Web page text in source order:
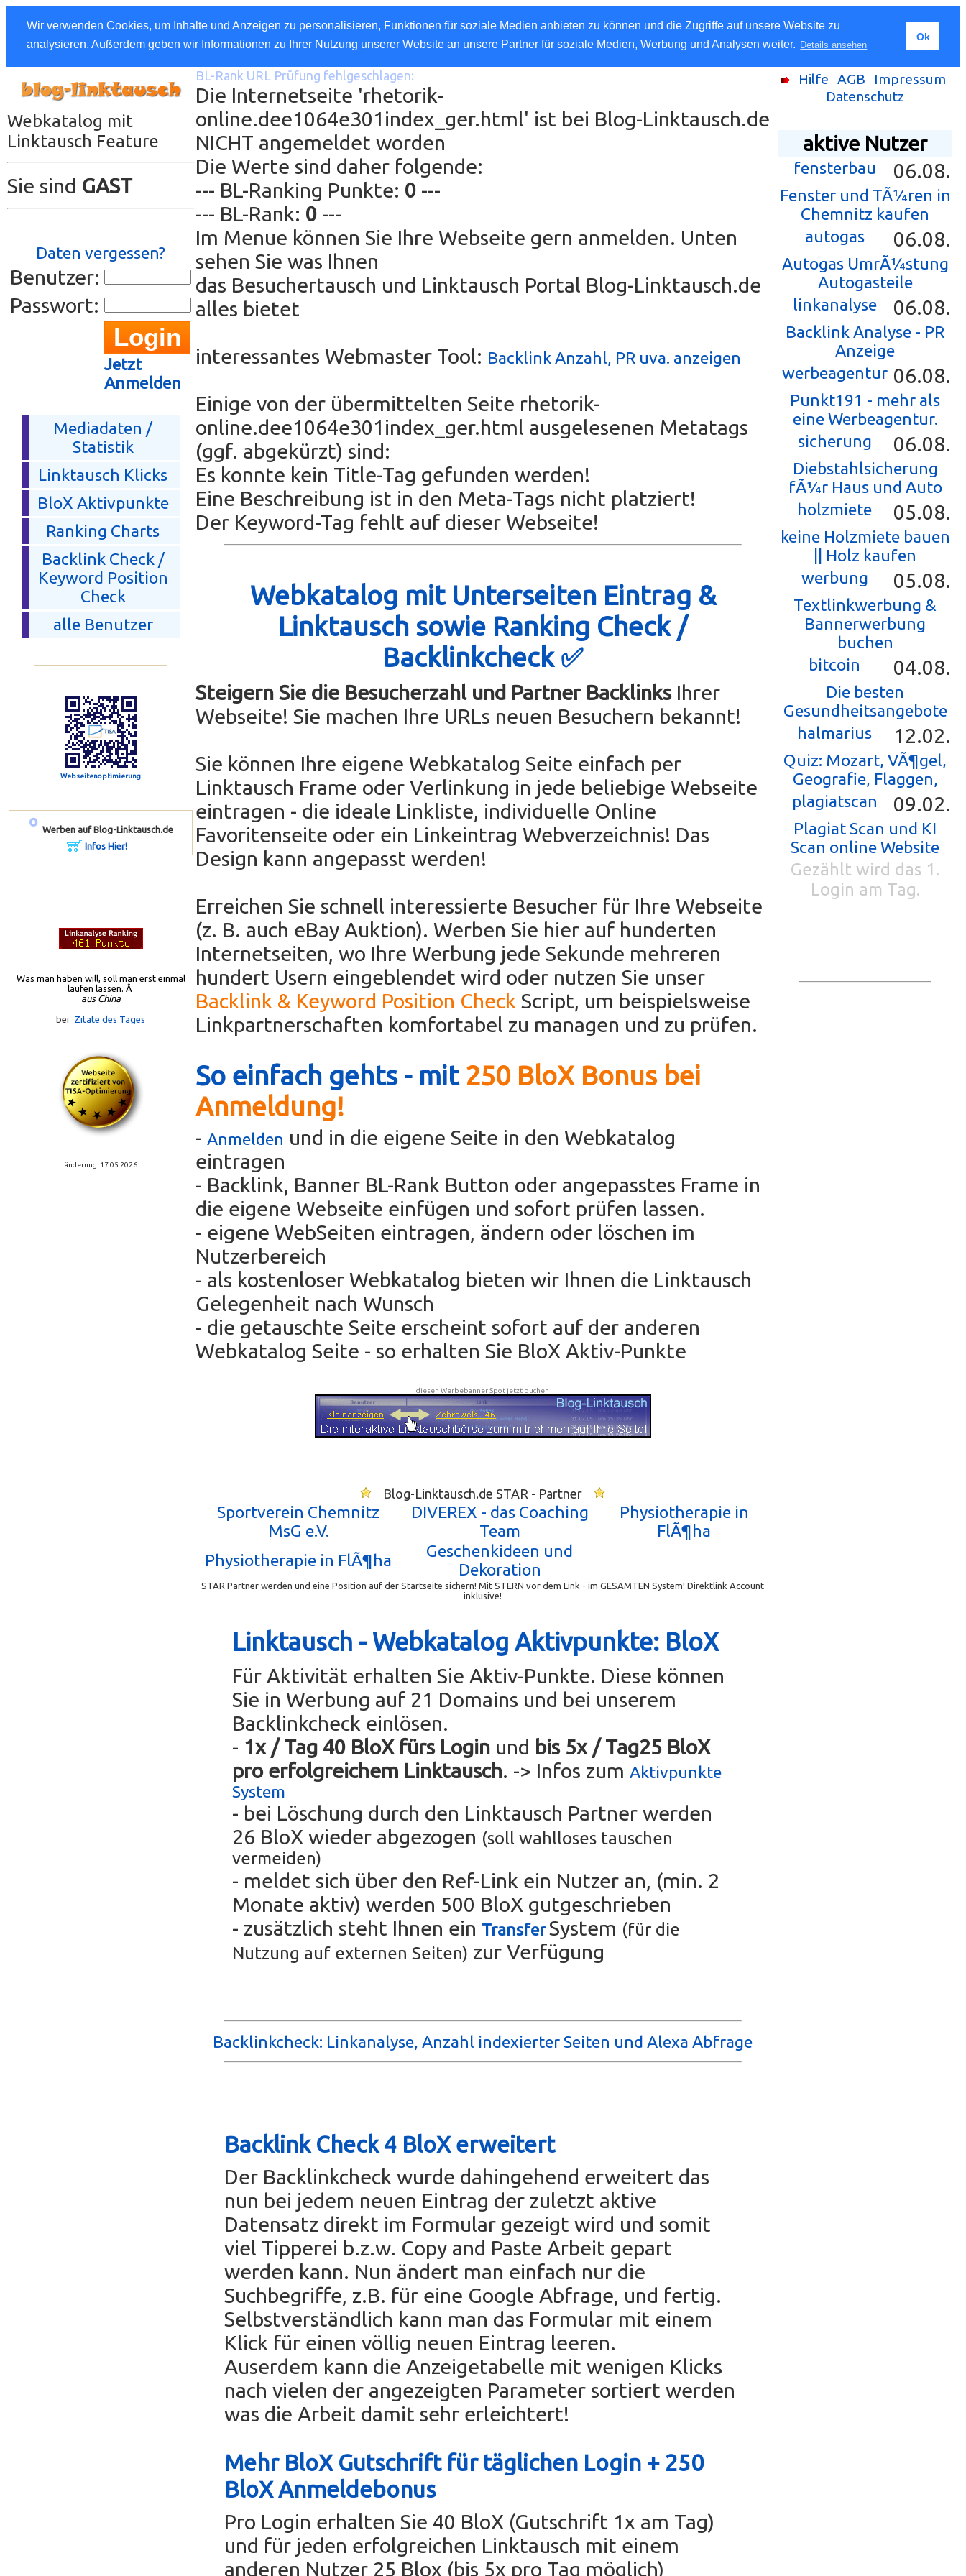
Wir verwenden Cookies, um Inhalte und Anzeigen zu personalisieren, Funktionen für soziale Medien anbieten zu können und die Zugriffe auf unsere Website zu
analysieren. Außerdem geben wir Informationen zu Ihrer Nutzung unserer Website an unsere Partner für soziale Medien, Werbung und Analysen weiter. Details ansehen
Ok
Webkatalog mit
Linktausch Feature
Sie sind GAST
Daten vergessen?
Benutzer:
Passwort:
Jetzt
Anmelden
Mediadaten /
Statistik
Linktausch Klicks
BloX Aktivpunkte
Ranking Charts
Backlink Check /
Keyword Position
Check
alle Benutzer
Webseitenoptimierung
º Werben auf Blog-Linktausch.de
Infos Hier!
Was man haben will, soll man erst einmal
laufen lassen. Â
aus China
bei Zitate des Tages
änderung: 17.05.2026
BL-Rank URL Prüfung fehlgeschlagen:
Die Internetseite 'rhetorik-
online.dee1064e301index_ger.html' ist bei Blog-Linktausch.de
NICHT angemeldet worden
Die Werte sind daher folgende:
--- BL-Ranking Punkte: 0 ---
--- BL-Rank: 0 ---
Im Menue können Sie Ihre Webseite gern anmelden. Unten
sehen Sie was Ihnen
das Besuchertausch und Linktausch Portal Blog-Linktausch.de
alles bietet
interessantes Webmaster Tool: Backlink Anzahl, PR uva. anzeigen
Einige von der übermittelten Seite rhetorik-
online.dee1064e301index_ger.html ausgelesenen Metatags
(ggf. abgekürzt) sind:
Es konnte kein Title-Tag gefunden werden!
Eine Beschreibung ist in den Meta-Tags nicht platziert!
Der Keyword-Tag fehlt auf dieser Webseite!
Webkatalog mit Unterseiten Eintrag &
Linktausch sowie Ranking Check /
Backlinkcheck ✅
Steigern Sie die Besucherzahl und Partner BacklinksIhrer
Webseite! Sie machen Ihre URLs neuen Besuchern bekannt!
Sie können Ihre eigene Webkatalog Seite einfach per
Linktausch Frame oder Verlinkung in jede beliebige Webseite
eintragen - die ideale Linkliste, individuelle Online
Favoritenseite oder ein Linkeintrag Webverzeichnis! Das
Design kann angepasst werden!
Erreichen Sie schnell interessierte Besucher für Ihre Webseite
(z. B. auch eBay Auktion). Werben Sie hier auf hunderten
Internetseiten, wo Ihre Werbung jede Sekunde mehreren
hundert Usern eingeblendet wird oder nutzen Sie unser
Backlink & Keyword Position Check Script, um beispielsweise
Linkpartnerschaften komfortabel zu managen und zu prüfen.
So einfach gehts - mit 250 BloX Bonus bei
Anmeldung!
- Anmelden und in die eigene Seite in den Webkatalog
eintragen
- Backlink, Banner BL-Rank Button oder angepasstes Frame in
die eigene Webseite einfügen und sofort prüfen lassen.
- eigene WebSeiten eintragen, ändern oder löschen im
Nutzerbereich
- als kostenloser Webkatalog bieten wir Ihnen die Linktausch
Gelegenheit nach Wunsch
- die getauschte Seite erscheint sofort auf der anderen
Webkatalog Seite - so erhalten Sie BloX Aktiv-Punkte
diesen Werbebanner Spot jetzt buchen
Blog-Linktausch.de STAR - Partner
Sportverein Chemnitz
MsG e.V.
DIVEREX - das Coaching
Team
Physiotherapie in
FlÃ¶ha
Physiotherapie in FlÃ¶ha
Geschenkideen und
Dekoration
STAR Partner werden und eine Position auf der Startseite sichern! Mit STERN vor dem Link - im GESAMTEN System! Direktlink Account
inklusive!
Linktausch - Webkatalog Aktivpunkte: BloX
Für Aktivität erhalten Sie Aktiv-Punkte. Diese können
Sie in Werbung auf 21 Domains und bei unserem
Backlinkcheck einlösen.
- 1x / Tag 40 BloX fürs Login und bis 5x / Tag25 BloX
pro erfolgreichem Linktausch. -> Infos zum Aktivpunkte
System
- bei Löschung durch den Linktausch Partner werden
26 BloX wieder abgezogen (soll wahlloses tauschen
vermeiden)
- meldet sich über den Ref-Link ein Nutzer an, (min. 2
Monate aktiv) werden 500 BloX gutgeschrieben
- zusätzlich steht Ihnen ein Transfer System (für die
Nutzung auf externen Seiten) zur Verfügung
Backlinkcheck: Linkanalyse, Anzahl indexierter Seiten und Alexa Abfrage
Backlink Check 4 BloX erweitert
Der Backlinkcheck wurde dahingehend erweitert das
nun bei jedem neuen Eintrag der zuletzt aktive
Datensatz direkt im Formular gezeigt wird und somit
viel Tipperei b.z.w. Copy and Paste Arbeit gepart
werden kann. Nun ändert man einfach nur die
Suchbegriffe, z.B. für eine Google Abfrage, und fertig.
Selbstverständlich kann man das Formular mit einem
Klick für einen völlig neuen Eintrag leeren.
Auserdem kann die Anzeigetabelle mit wenigen Klicks
nach vielen der angezeigten Parameter sortiert werden
was die Arbeit damit sehr erleichtert!
Mehr BloX Gutschrift für täglichen Login + 250
BloX Anmeldebonus
Pro Login erhalten Sie 40 BloX (Gutschrift 1x am Tag)
und für jeden erfolgreichen Linktausch mit einem
anderen Nutzer 25 Blox (bis 5x pro Tag möglich)
Hilfe AGB
Impressum
Datenschutz
aktive Nutzer
fensterbau 06.08.
Fenster und TÃ¼ren in
Chemnitz kaufen
autogas
06.08.
Autogas UmrÃ¼stung
Autogasteile
linkanalyse
06.08.
Backlink Analyse - PR
Anzeige
werbeagentur 06.08.
Punkt191 - mehr als
eine Werbeagentur.
sicherung
06.08.
Diebstahlsicherung
fÃ¼r Haus und Auto
holzmiete
05.08.
keine Holzmiete bauen
|| Holz kaufen
werbung
05.08.
Textlinkwerbung &
Bannerwerbung
buchen
bitcoin
04.08.
Die besten
Gesundheitsangebote
halmarius
12.02.
Quiz: Mozart, VÃ¶gel,
Geografie, Flaggen,
plagiatscan
09.02.
Plagiat Scan und KI
Scan online Website
Gezählt wird das 1.
Login am Tag.